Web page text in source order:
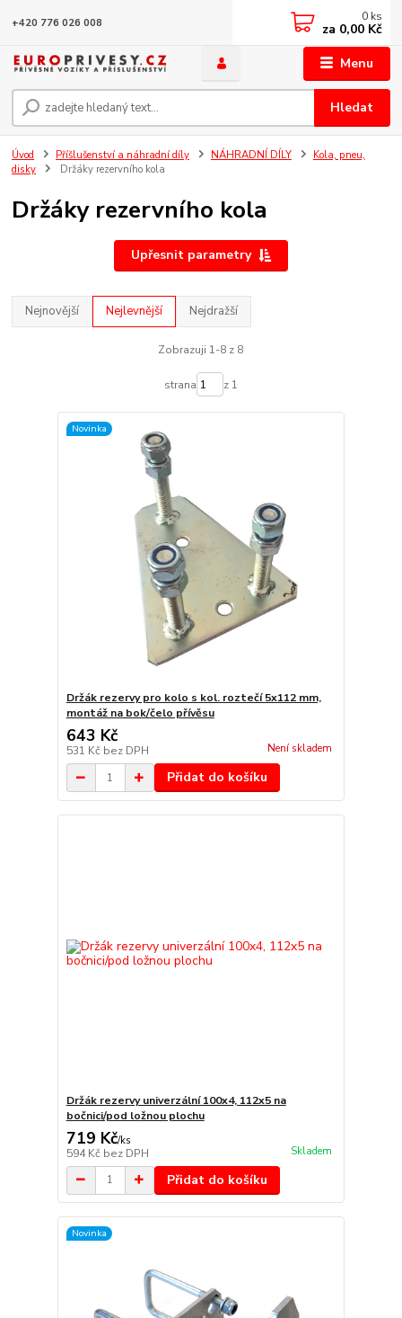
Menu
Hledat
+420 776 026 008 0 ks
za 0,00 Kč
Úvod Příšlušenství a náhradní díly NÁHRADNÍ DÍLY
Kola, pneu,
disky
Držáky rezervního kola
Držáky rezervního kola
Upřesnit parametry
Nejnovější Nejlevnější Nejdražší
Zobrazuji 1-8 z 8
strana z 1
Novinka
Držák rezervy pro kolo s kol. roztečí 5x112 mm,
montáž na bok/čelo přívěsu
643 Kč
531 Kč bez DPH Není skladem
Přidat do košíku
Držák rezervy univerzální 100x4, 112x5 na
bočnici/pod ložnou plochu
719 Kč/ks
594 Kč bez DPH Skladem
Přidat do košíku
Novinka